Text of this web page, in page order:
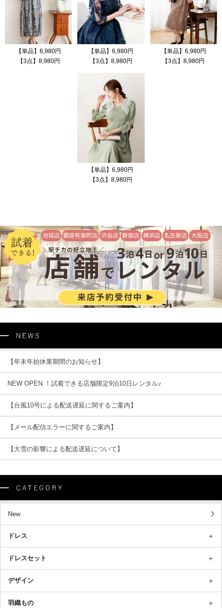
【単品】6,980円
【3点】8,980円
【単品】6,980円
【3点】8,980円
【単品】6,980円
【3点】8,980円
【単品】6,980円
【3点】8,980円
【年末年始休業期間のお知らせ】
NEW OPEN ！試着できる店舗限定9泊10日レンタル♪
【台風10号による配送遅延に関するご案内】
【メール配信エラーに関するご案内】
【大雪の影響による配送遅延について】
New
ドレス
ドレスセット
デザイン
羽織もの